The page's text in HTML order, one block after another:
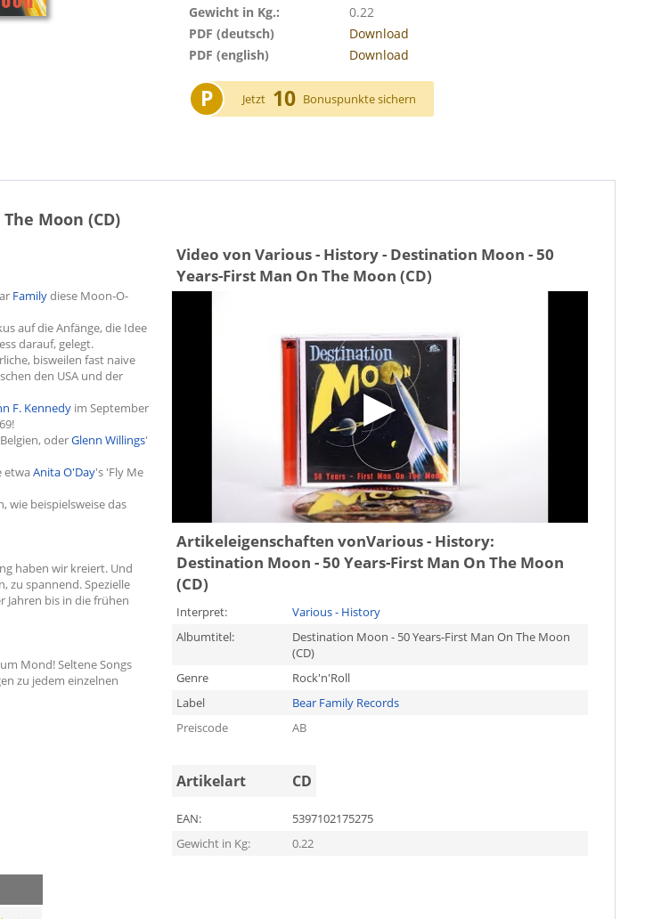
Gewicht in Kg.:
0.22
PDF (deutsch)
Download
PDF (english)
Download
P Jetzt 10 Bonuspunkte sichern
Moon (CD)
Familydiese Moon-O-
auf die Anfänge, die Idee
darauf, gelegt.
bisweilen fast naive
den USA und der
F. Kennedy im September
oderGlenn Willings'
etwaAnita O'Day's 'Fly Me
wie beispielsweise das
haben wir kreiert. Und
zu spannend. Spezielle
Jahren bis in die frühen
Mond! Seltene Songs
zu jedem einzelnen
Video von Various - History - Destination Moon - 50
Years-First Man On The Moon (CD)
Artikeleigenschaften vonVarious - History:
Destination Moon - 50 Years-First Man On The Moon
(CD)
Interpret:
Various - History
Albumtitel:
Destination Moon - 50 Years-First Man On The Moon
(CD)
Genre
Rock'n'Roll
Label
Bear Family Records
Preiscode
AB
Artikelart CD
EAN:
5397102175275
Gewicht in Kg:
0.22